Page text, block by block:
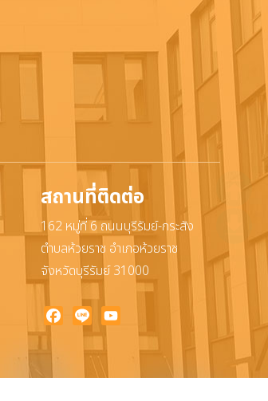
สถานที่ติดต่อ
162 หมู่ที่ 6 ถนนบุรีรัมย์-กระสัง
ตำบลห้วยราช อำเภอห้วยราช
จังหวัดบุรีรัมย์ 31000
Facebook
Line YouTube